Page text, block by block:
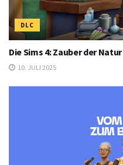
DLC
Die Sims 4: Zauber der Natur
10. JULI 2025